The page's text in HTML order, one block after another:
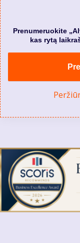
Prenumeruokite
kas rytą